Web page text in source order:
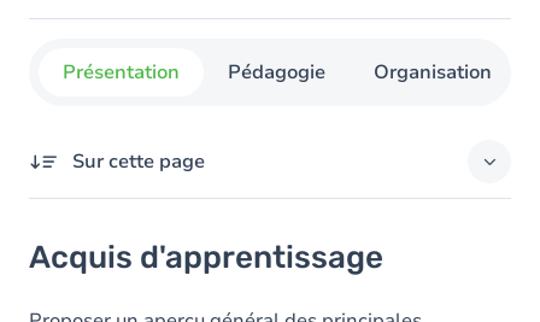
Présentation Pédagogie Organisation
Sur cette page
Contenu
Acquis d'apprentissage